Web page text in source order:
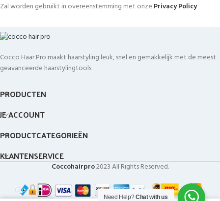
Zal worden gebruikt in overeenstemming met onze Privacy Policy
Cocco Haar Pro maakt haarstyling leuk, snel en gemakkelijk met de meest
geavanceerde haarstylingtools
PRODUCTEN
JE ACCOUNT
PRODUCTCATEGORIEËN
KLANTENSERVICE
Coccohairpro2023 All Rights Reserved.
Need Help?Chat with us